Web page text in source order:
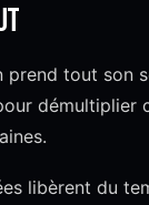
tout son
démultiplier
libèrent du